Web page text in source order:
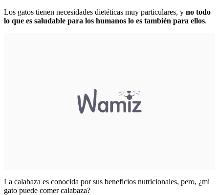
Los gatos tienen necesidades dietéticas muy particulares, y no todo
lo que es saludable para los humanos lo es también para ellos.
La calabaza es conocida por sus beneficios nutricionales, pero, ¿mi
gato puede comer calabaza?